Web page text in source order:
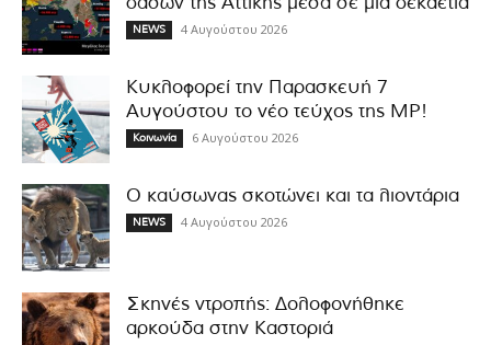
NEWS 4 Αυγούστου 2026
Κυκλοφορεί την Παρασκευή 7
Αυγούστου το νέο τεύχος της MP!
Κοινωνία 6 Αυγούστου 2026
Ο καύσωνας σκοτώνει και τα λιοντάρια
NEWS 4 Αυγούστου 2026
Σκηνές ντροπής: Δολοφονήθηκε
αρκούδα στην Καστοριά